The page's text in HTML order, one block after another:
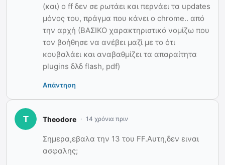
(και) ο ff δεν σε ρωτάει και περνάει τα updates
μόνος του, πράγμα που κάνει ο chrome.. από
την αρχή (ΒΑΣΙΚΟ χαρακτηριστικό νομίζω που
τον βοήθησε να ανέβει μαζί με το ότι
κουβαλάει και αναβαθμίζει τα απαραίτητα
plugins δλδ flash, pdf)
Απάντηση
Theodore 14 χρόνια πριν
Σημερα,εβαλα την 13 του FF.Αυτη,δεν ειναι
ασφαλης;